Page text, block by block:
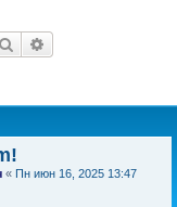
Поиск
« Пн июн 16, 2025 13:47